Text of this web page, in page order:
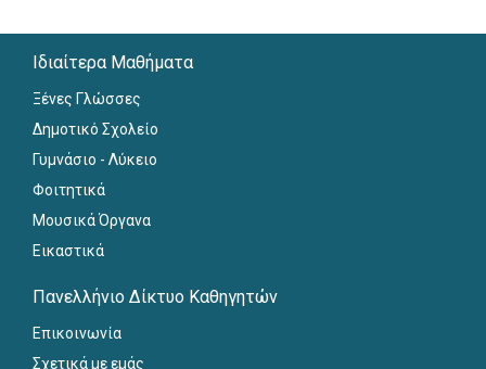
Ιδιαίτερα Μαθήματα
Ξένες Γλώσσες
Δημοτικό Σχολείο
Γυμνάσιο - Λύκειο
Φοιτητικά
Μουσικά Όργανα
Εικαστικά
Πανελλήνιο Δίκτυο Καθηγητών
Επικοινωνία
Σχετικά με εμάς